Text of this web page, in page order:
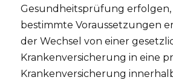
Gesundheitsprüfung erfolgen,
bestimmte Voraussetzungen
der Wechsel von einer
Krankenversicherung in eine
Krankenversicherung